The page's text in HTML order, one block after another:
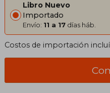
Libro Nuevo
Importado
Envío: 11 a 17 días háb.
Costos de importación